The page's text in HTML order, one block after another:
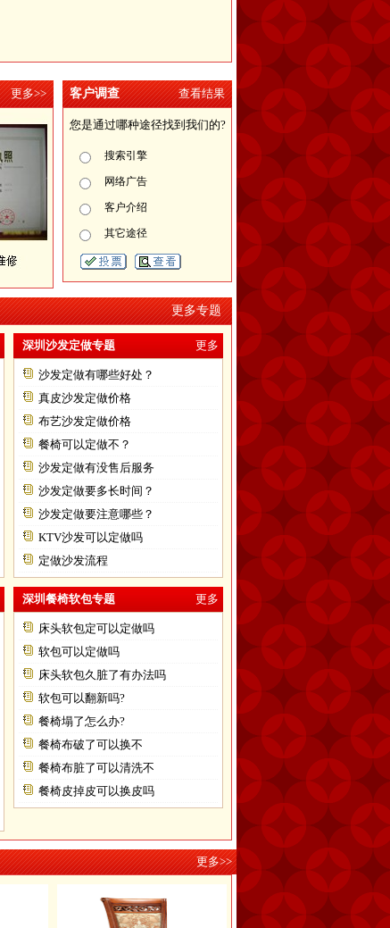
更多>> 客户调查 查看结果
您是通过哪种途径找到我们的?
搜索引擎
网络广告
客户介绍
其它途径
更多专题
深圳沙发定做专题 更多
沙发定做有哪些好处？
真皮沙发定做价格
布艺沙发定做价格
餐椅可以定做不？
沙发定做有没售后服务
沙发定做要多长时间？
沙发定做要注意哪些？
KTV沙发可以定做吗
定做沙发流程
深圳餐椅软包专题 更多
床头软包定可以定做吗
软包可以定做吗
床头软包久脏了有办法吗
软包可以翻新吗?
餐椅塌了怎么办?
餐椅布破了可以换不
餐椅布脏了可以清洗不
餐椅皮掉皮可以换皮吗
更多>>